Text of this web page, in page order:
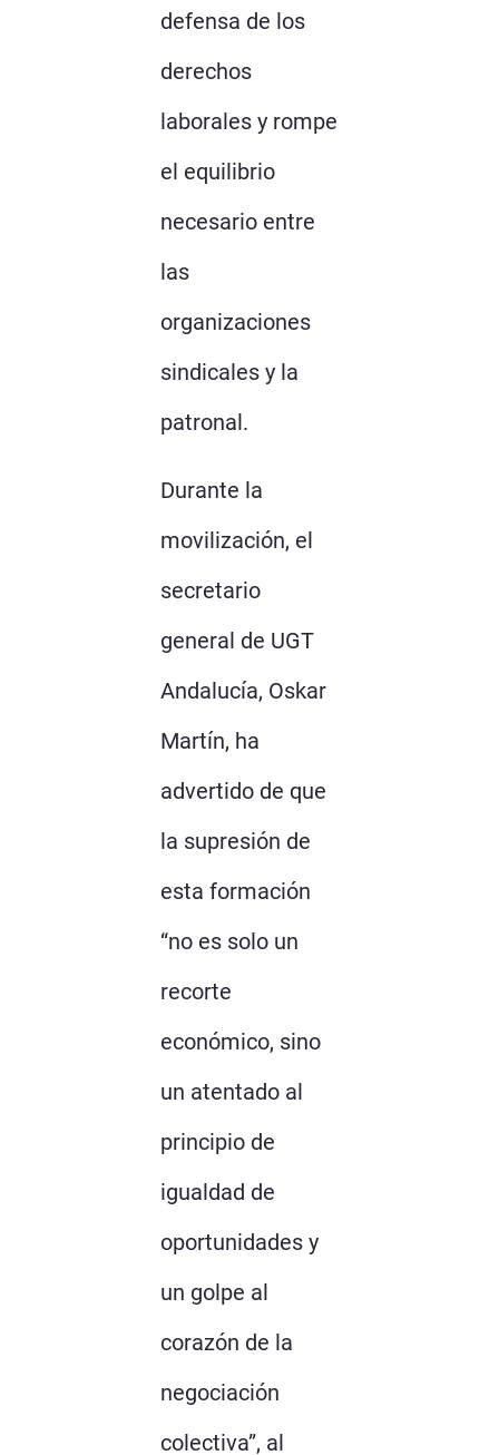
defensa de los
derechos
laborales y rompe
el equilibrio
necesario entre
las
organizaciones
sindicales y la
patronal.
Durante la
movilización, el
secretario
general de UGT
Andalucía, Oskar
Martín, ha
advertido de que
la supresión de
esta formación
“no es solo un
recorte
económico, sino
un atentado al
principio de
igualdad de
oportunidades y
un golpe al
corazón de la
negociación
colectiva”, al